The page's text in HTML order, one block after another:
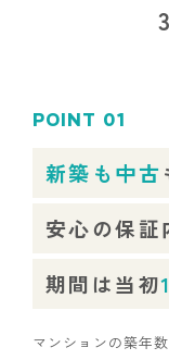
POINT 01
新築も中古
安心の保証
期間は当初
マンションの築年